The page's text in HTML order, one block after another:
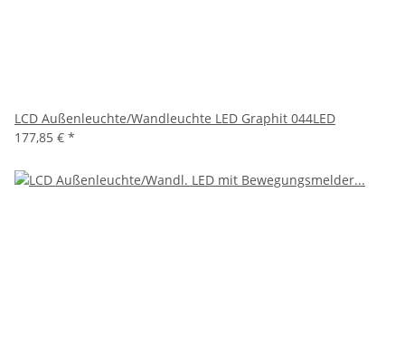
LCD Außenleuchte/Wandleuchte LED Graphit 044LED
177,85 € *